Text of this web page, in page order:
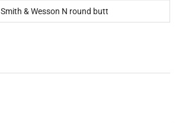
Smith & Wesson N round butt